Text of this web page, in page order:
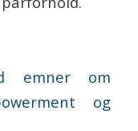
emner om
og